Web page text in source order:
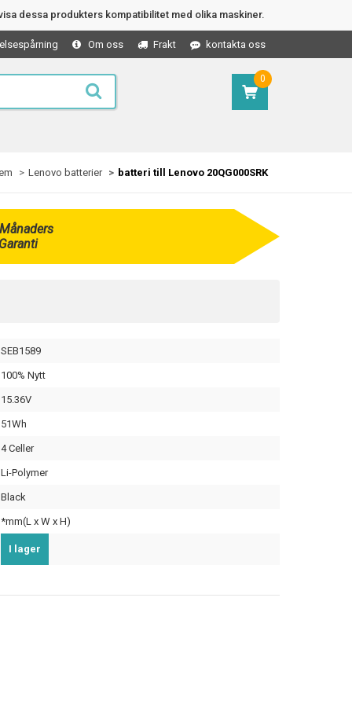
dessa produkters kompatibilitet med olika maskiner.
kontakta oss
Frakt
Om oss
0
Lenovo batterier batteri till Lenovo 20QG000SRK
SEB1589
100% Nytt
15.36V
51Wh
4 Celler
Li-Polymer
Black
*mm(L x W x H)
I lager